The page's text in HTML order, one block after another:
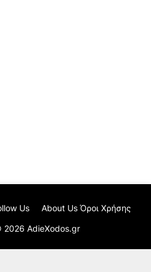
2026 AdieXodos.gr
Us About Us Όροι Χρήσης